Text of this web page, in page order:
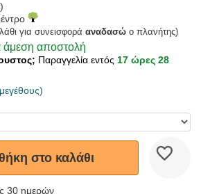
για συνεισφορά αναδασώ ο πλανήτης)
άμεση αποστολή
Παραγγελία εντός 17 ώρες 28
στο καλάθι
30 ημερών